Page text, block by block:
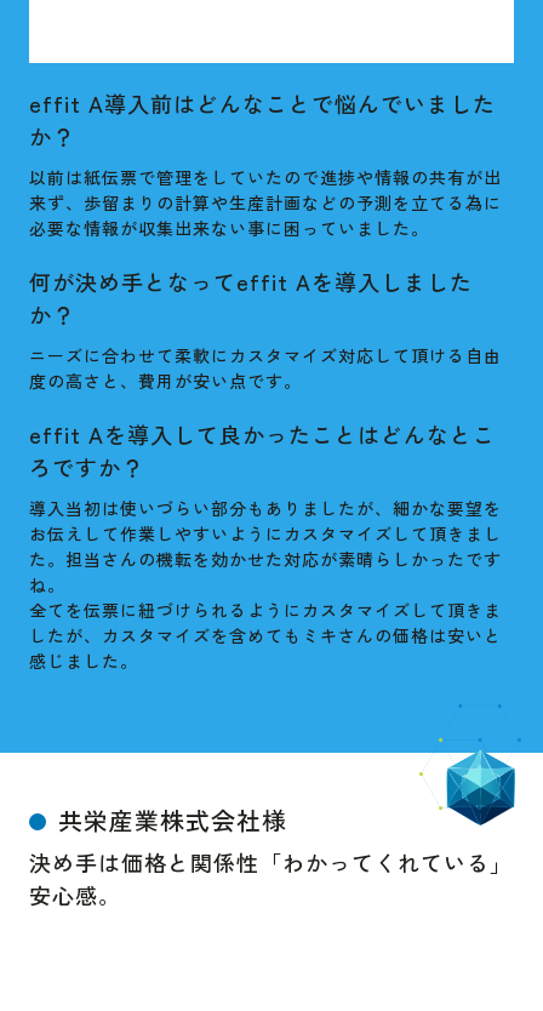
effit A導入前はどんなことで悩んでいました
か？
以前は紙伝票で管理をしていたので進捗や情報の共有が出
来ず、歩留まりの計算や生産計画などの予測を立てる為に
必要な情報が収集出来ない事に困っていました。
何が決め手となってeffit Aを導入しました
か？
ニーズに合わせて柔軟にカスタマイズ対応して頂ける自由
度の高さと、費用が安い点です。
effit Aを導入して良かったことはどんなとこ
ろですか？
導入当初は使いづらい部分もありましたが、細かな要望を
お伝えして作業しやすいようにカスタマイズして頂きまし
た。担当さんの機転を効かせた対応が素晴らしかったです
ね。
全てを伝票に紐づけられるようにカスタマイズして頂きま
したが、カスタマイズを含めてもミキさんの価格は安いと
感じました。
共栄産業株式会社様
決め手は価格と関係性「わかってくれている」
安心感。